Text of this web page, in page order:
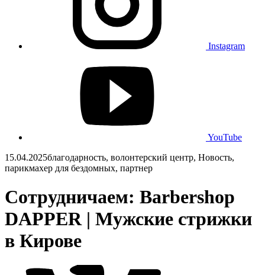
Instagram
YouTube
15.04.2025благодарность, волонтерский центр, Новость,
парикмахер для бездомных, партнер
Сотрудничаем: Barbershop
DAPPER | Мужские стрижки
в Кирове